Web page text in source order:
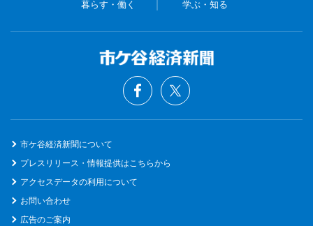
暮らす・働く 学ぶ・知る
市ケ谷経済新聞について
プレスリリース・情報提供はこちらから
アクセスデータの利用について
お問い合わせ
広告のご案内